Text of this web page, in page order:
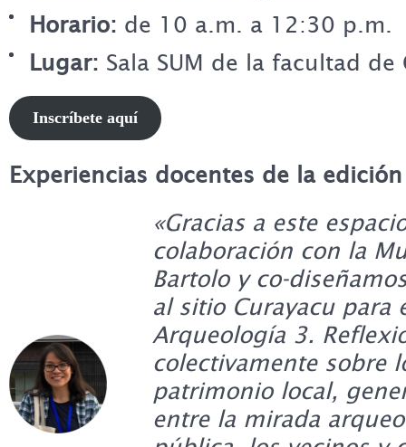
Horario: de 10 a.m. a 12:30 p.m.
Lugar: Sala SUM de la facultad de
Inscríbete aquí
Experiencias docentes de la
«Gracias a este
colaboración con la
Bartolo y co-
al sitio Curayacu para
Arqueología 3.
colectivamente sobre
patrimonio local,
entre la mirada